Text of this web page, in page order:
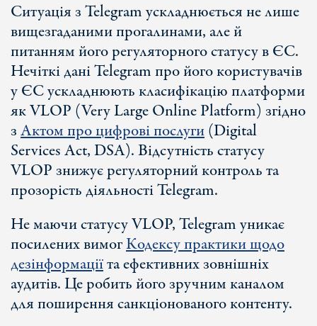
Ситуація з Telegram ускладнюється не лише
вищезгаданими прогалинами, але й
питанням його регуляторного статусу в ЄС.
Нечіткі дані Telegram про його користувачів
у ЄС ускладнюють класифікацію платформи
як VLOP (Very Large Online Platform) згідно
зАктом про цифрові послуги(Digital
Services Act, DSA). Відсутність статусу
VLOP знижує регуляторний контроль та
прозорість діяльності Telegram.
Не маючи статусу VLOP, Telegram уникає
посилених вимогКодексу практики щодо
дезінформаціїта ефективних зовнішніх
аудитів. Це робить його зручним каналом
для поширення санкціонованого контенту.